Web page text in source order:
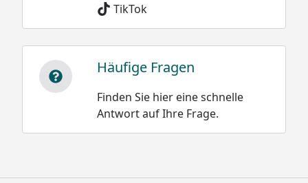
TikTok
Häufige Fragen
Finden Sie hier eine schnelle
Antwort auf Ihre Frage.